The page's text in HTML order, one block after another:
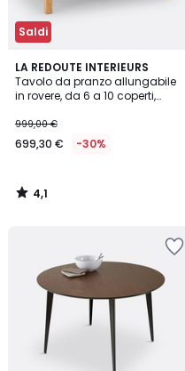
Saldi
LA REDOUTE INTERIEURS
Tavolo da pranzo allungabile
in rovere, da 6 a 10 coperti,
999,00 €
699,30 € -30%
4,1
/ 5
4,1
/